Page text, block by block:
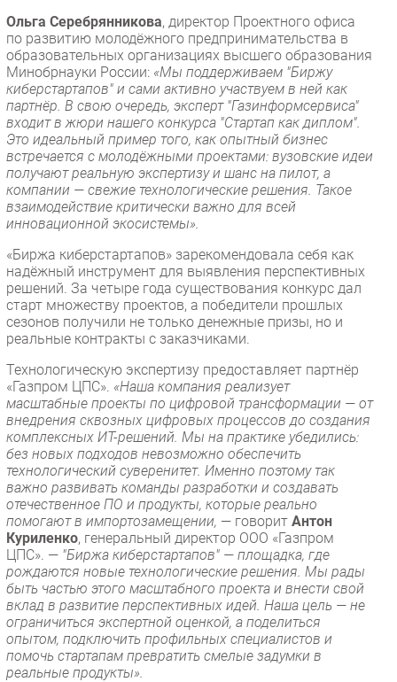
Ольга Серебрянникова, директор Проектного офиса
по развитию молодёжного предпринимательства в
образовательных организациях высшего образования
Минобрнауки России: «Мы поддерживаем "Биржу
киберстартапов" и сами активно участвуем в ней как
партнёр. В свою очередь, эксперт "Газинформсервиса"
входит в жюри нашего конкурса "Стартап как диплом".
Это идеальный пример того, как опытный бизнес
встречается с молодёжными проектами: вузовские идеи
получают реальную экспертизу и шанс на пилот, а
компании — свежие технологические решения. Такое
взаимодействие критически важно для всей
инновационной экосистемы».
«Биржа киберстартапов» зарекомендовала себя как
надёжный инструмент для выявления перспективных
решений. За четыре года существования конкурс дал
старт множеству проектов, а победители прошлых
сезонов получили не только денежные призы, но и
реальные контракты с заказчиками.
Технологическую экспертизу предоставляет партнёр
«Газпром ЦПС». «Наша компания реализует
масштабные проекты по цифровой трансформации — от
внедрения сквозных цифровых процессов до создания
комплексных ИТ-решений. Мы на практике убедились:
без новых подходов невозможно обеспечить
технологический суверенитет. Именно поэтому так
важно развивать команды разработки и создавать
отечественное ПО и продукты, которые реально
помогают в импортозамещении, — говорит Антон
Куриленко, генеральный директор ООО «Газпром
ЦПС». — "Биржа киберстартапов" — площадка, где
рождаются новые технологические решения. Мы рады
быть частью этого масштабного проекта и внести свой
вклад в развитие перспективных идей. Наша цель — не
ограничиться экспертной оценкой, а поделиться
опытом, подключить профильных специалистов и
помочь стартапам превратить смелые задумки в
реальные продукты».